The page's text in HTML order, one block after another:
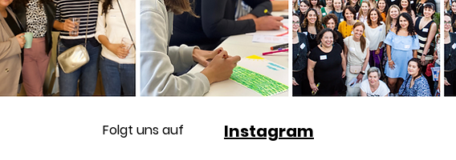
Folgt uns auf Instagram